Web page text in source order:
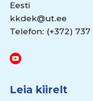
Eesti
kkdek@ut.ee
Telefon: (+372) 737
Leia kiirelt